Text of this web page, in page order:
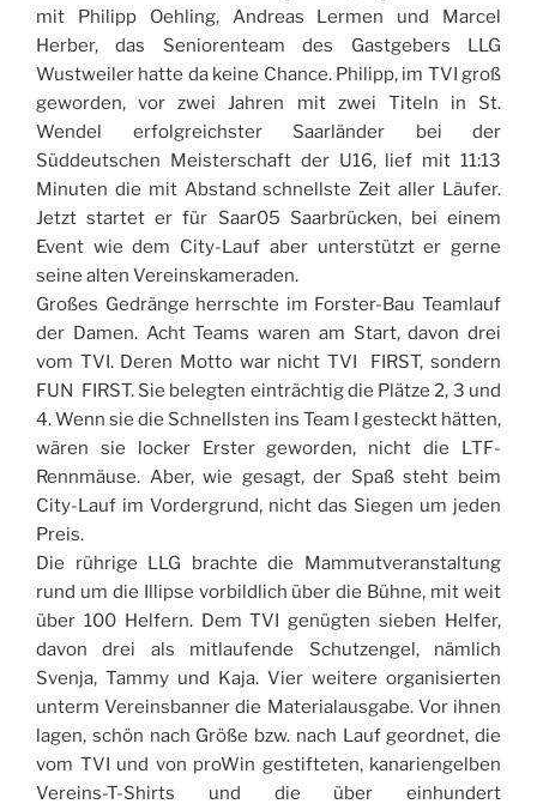
mit Philipp Oehling, Andreas Lermen und Marcel
Herber, das Seniorenteam des Gastgebers LLG
Wustweiler hatte da keine Chance. Philipp, im TVI groß
geworden, vor zwei Jahren mit zwei Titeln in St.
Wendel erfolgreichster Saarländer bei der
Süddeutschen Meisterschaft der U16, lief mit 11:13
Minuten die mit Abstand schnellste Zeit aller Läufer.
Jetzt startet er für Saar05 Saarbrücken, bei einem
Event wie dem City-Lauf aber unterstützt er gerne
seine alten Vereinskameraden.
Großes Gedränge herrschte im Forster-Bau Teamlauf
der Damen. Acht Teams waren am Start, davon drei
vom TVI. Deren Motto war nicht TVI FIRST, sondern
FUN FIRST. Sie belegten einträchtig die Plätze 2, 3 und
4. Wenn sie die Schnellsten ins Team I gesteckt hätten,
wären sie locker Erster geworden, nicht die LTF-
Rennmäuse. Aber, wie gesagt, der Spaß steht beim
City-Lauf im Vordergrund, nicht das Siegen um jeden
Preis.
Die rührige LLG brachte die Mammutveranstaltung
rund um die Illipse vorbildlich über die Bühne, mit weit
über 100 Helfern. Dem TVI genügten sieben Helfer,
davon drei als mitlaufende Schutzengel, nämlich
Svenja, Tammy und Kaja. Vier weitere organisierten
unterm Vereinsbanner die Materialausgabe. Vor ihnen
lagen, schön nach Größe bzw. nach Lauf geordnet, die
vom TVI und von proWin gestifteten, kanariengelben
Vereins-T-Shirts und die über einhundert